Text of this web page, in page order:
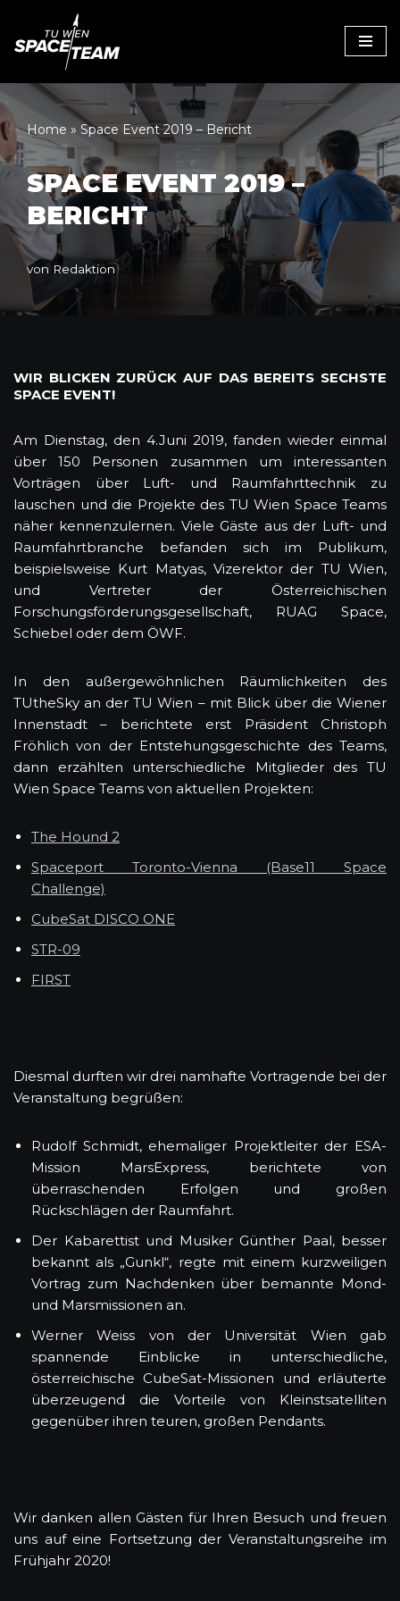
Zum
Home » Space Event 2019 – Bericht
SPACE EVENT 2019 –
BERICHT
von Redaktion
WIR BLICKEN ZURÜCK AUF DAS BEREITS SECHSTE
SPACE EVENT!
Am Dienstag, den 4.Juni 2019, fanden wieder einmal
über 150 Personen zusammen um interessanten
Vorträgen über Luft- und Raumfahrttechnik zu
lauschen und die Projekte des TU Wien Space Teams
näher kennenzulernen. Viele Gäste aus der Luft- und
Raumfahrtbranche befanden sich im Publikum,
beispielsweise Kurt Matyas, Vizerektor der TU Wien,
und Vertreter der Österreichischen
Forschungsförderungsgesellschaft, RUAG Space,
Schiebel oder dem ÖWF.
In den außergewöhnlichen Räumlichkeiten des
TUtheSky an der TU Wien – mit Blick über die Wiener
Innenstadt – berichtete erst Präsident Christoph
Fröhlich von der Entstehungsgeschichte des Teams,
dann erzählten unterschiedliche Mitglieder des TU
Wien Space Teams von aktuellen Projekten:
The Hound 2
Spaceport Toronto-Vienna (Base11 Space
Challenge)
CubeSat DISCO ONE
STR-09
FIRST
Diesmal durften wir drei namhafte Vortragende bei der
Veranstaltung begrüßen:
Rudolf Schmidt, ehemaliger Projektleiter der ESA-
Mission MarsExpress, berichtete von
überraschenden Erfolgen und großen
Rückschlägen der Raumfahrt.
Der Kabarettist und Musiker Günther Paal, besser
bekannt als „Gunkl“, regte mit einem kurzweiligen
Vortrag zum Nachdenken über bemannte Mond-
und Marsmissionen an.
Werner Weiss von der Universität Wien gab
spannende Einblicke in unterschiedliche,
österreichische CubeSat-Missionen und erläuterte
überzeugend die Vorteile von Kleinstsatelliten
gegenüber ihren teuren, großen Pendants.
Wir danken allen Gästen für Ihren Besuch und freuen
uns auf eine Fortsetzung der Veranstaltungsreihe im
Frühjahr 2020!